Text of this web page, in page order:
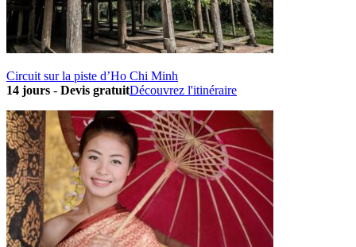
Circuit sur la piste d’Ho Chi Minh
14 jours - Devis gratuitDécouvrez l'itinéraire